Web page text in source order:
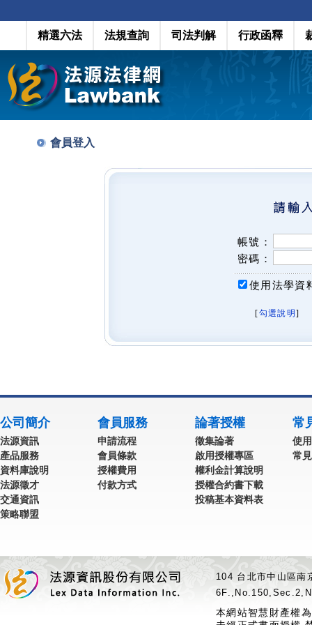
精選六法 法規查詢 司法判解 行政函釋
會員登入
帳號：
密碼：
使用法學資
[勾選說明 ]
公司簡介
法源資訊
產品服務
資料庫說明
法源徵才
交通資訊
策略聯盟
會員服務
申請流程
會員條款
授權費用
付款方式
論著授權
徵集論著
啟用授權專區
權利金計算說明
授權合約書下載
投稿基本資料表
常
使
常
104 台北市中山區
本網站智慧財產權